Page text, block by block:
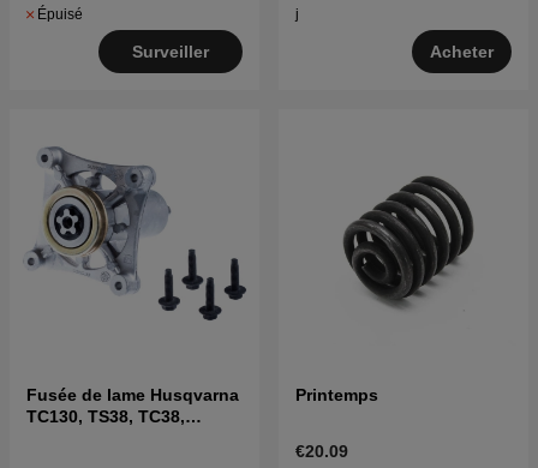
Épuisé
Surveiller
j
Acheter
Fusée de lame Husqvarna
TC130, TS38, TC38,
Printemps
€20.09